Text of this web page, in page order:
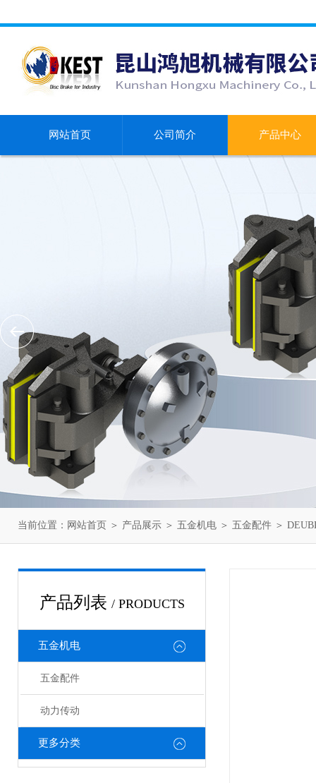
网站首页 公司简介 产品中心
当前位置： 网站首页 ＞ 产品展示 ＞ 五金机电 ＞ 五金配件 ＞
产品列表 / PRODUCTS
五金机电
五金配件
动力传动
更多分类